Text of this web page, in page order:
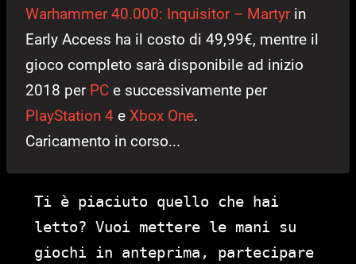
Warhammer 40.000: Inquisitor – Martyrin
Early Access ha il costo di 49,99€, mentre il
gioco completo sarà disponibile ad inizio
2018 per PC e successivamente per
PlayStation 4 e Xbox One.
Caricamento in corso...
Ti è piaciuto quello che hai
letto? Vuoi mettere le mani su
giochi in anteprima, partecipare